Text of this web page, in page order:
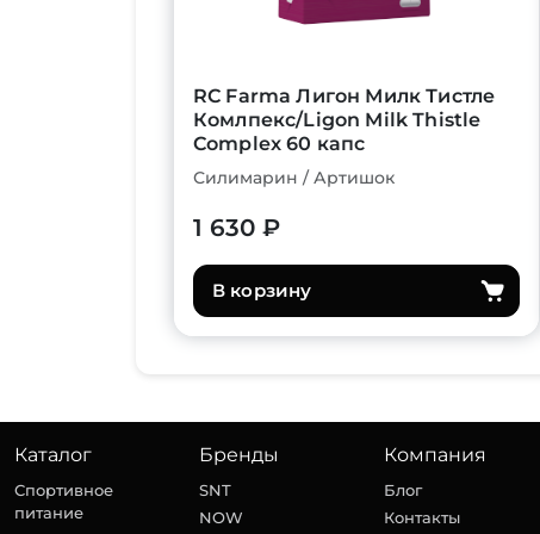
RC Farma Лигон Милк Тистле
Комлпекс/Ligon Milk Thistle
Complex 60 капс
Силимарин / Артишок
1 630 ₽
В корзину
Каталог
Спортивное
питание
Бренды
SNT
NOW
Компания
Блог
Контакты